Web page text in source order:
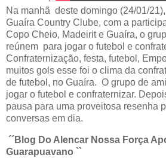
Na manhã deste domingo (24/01/
Guaíra Country Clube, com a
Copo Cheio, Madeirit e Guaíra, o
reúnem para jogar o futebol e
Confraternização, festa, futebol,
muitos gols esse foi o clima da
de futebol, no Guaíra. O grupo de
jogar o futebol e confraternizar.
pausa para uma proveitosa resenha
conversas em dia.
´´Blog Do Alencar Nossa Força
Guarapuavano ``